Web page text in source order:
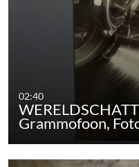
02:40
Grammofoon,